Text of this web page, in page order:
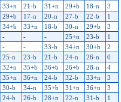
33+n 21-b 31+n 29+b 18-n
3
29+b 17-n 20-n 27-b 22-b
1
34+b 33+n 18-b 30-n 29+b
3
- - - 25+n 23-b
1
- - 33-b 34+n 30+b
2
25-n 23-b 21-b 24-n 26-n
0
32+n 35+b 36+b 26+b 28-n
4
35+n 36+n 24-b 32-b 33+n
3
30-b 34-n 35+b 31+n 36+n
3
24-b 26-b 28+n 22-n 31-b
1